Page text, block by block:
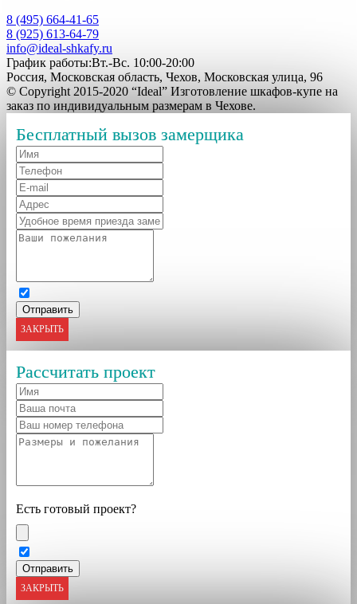
8 (495) 664-41-65
8 (925) 613-64-79
info@ideal-shkafy.ru
График работы:Вт.-Вс. 10:00-20:00
Россия, Московская область, Чехов, Московская улица, 96
© Copyright 2015-2020 “Ideal” Изготовление шкафов-купе на
заказ по индивидуальным размерам в Чехове.
Бесплатный вызов замерщика
ЗАКРЫТЬ
Рассчитать проект
Есть готовый проект?
ЗАКРЫТЬ